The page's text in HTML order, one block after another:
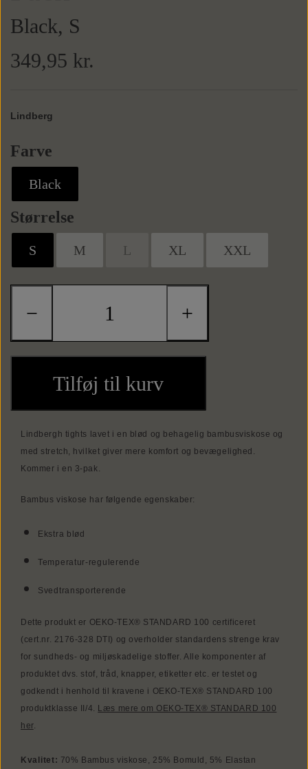
Butterflys
Kortholdere
Black, S
349,95 kr.
Lindberg
Farve
Black
Størrelse
S M L XL XXL
− +
Tilføj til kurv
Lindbergh tights lavet i en blød og behagelig bambusviskose og
med stretch, hvilket giver mere komfort og bevægelighed.
Kommer i en 3-pak.
Bambus viskose har følgende egenskaber:
Ekstra blød
Temperatur-regulerende
Svedtransporterende
Dette produkt er OEKO-TEX® STANDARD 100 certificeret
(cert.nr. 2176-328 DTI) og overholder standardens strenge krav
for sundheds- og miljøskadelige stoffer. Alle komponenter af
produktet dvs. stof, tråd, knapper, etiketter etc. er testet og
godkendt i henhold til kravene i OEKO-TEX® STANDARD 100
produktklasse II/4. Læs mere om OEKO-TEX® STANDARD 100
her.
Kvalitet: 70% Bambus viskose, 25% Bomuld, 5% Elastan